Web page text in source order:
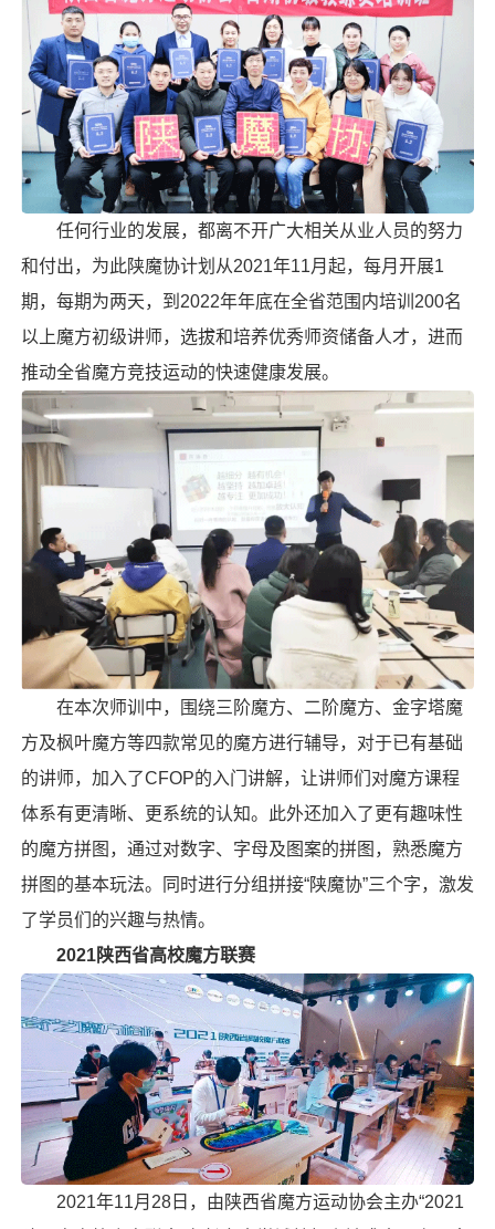
任何行业的发展，都离不开广大相关从业人员的努力
和付出，为此陕魔协计划从2021年11月起，每月开展1
期，每期为两天，到2022年年底在全省范围内培训200名
以上魔方初级讲师，选拔和培养优秀师资储备人才，进而
推动全省魔方竞技运动的快速健康发展。
在本次师训中，围绕三阶魔方、 二阶魔方、 金字塔魔
方及枫叶魔方等四款常见的魔方进行辅导，对于已有基础
的讲师，加入了CFOP的入门讲解，让讲师们对魔方课程
体系有更清晰、更系统的认知。此外还加入了更有趣味性
的魔方拼图，通过对数字、字母及图案的拼图，熟悉魔方
拼图的基本玩法。同时进行分组拼接“陕魔协”三个字，激发
了学员们的兴趣与热情。
2021陕西省高校魔方联赛
2021年11月28日，由陕西省魔方运动协会主办“2021